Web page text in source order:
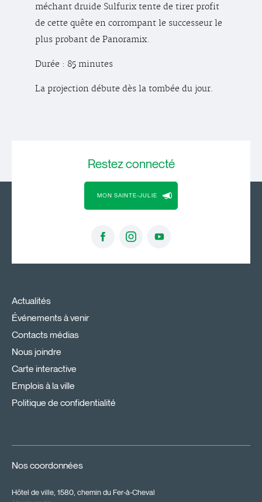
méchant druide Sulfurix tente de tirer profit
de cette quête en corrompant le successeur le
plus probant de Panoramix.
Durée : 85 minutes
La projection débute dès la tombée du jour.
Restezconnecté
MON SAINTE-JULIE
Actualités
Événements à venir
Contacts médias
Nous joindre
Carte interactive
Emplois à la ville
Politique de confidentialité
Nos coordonnées
Hôtel de ville, 1580, chemin du Fer-à-Cheval